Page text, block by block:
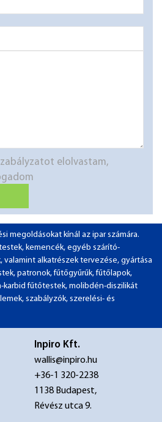
elolvastam,
megoldásokat kínál az ipar számára.
kemencék, egyéb szárító-
alkatrészek tervezése, gyártása
patronok, fűtőgyűrűk, fűtőlapok,
karbid fűtőtestek, molibdén-diszilikát
szabályzók, szerelési- és
Inpiro Kft.
wallis@inpiro.hu
+36-1 320-2238
1138 Budapest,
Révész utca 9.